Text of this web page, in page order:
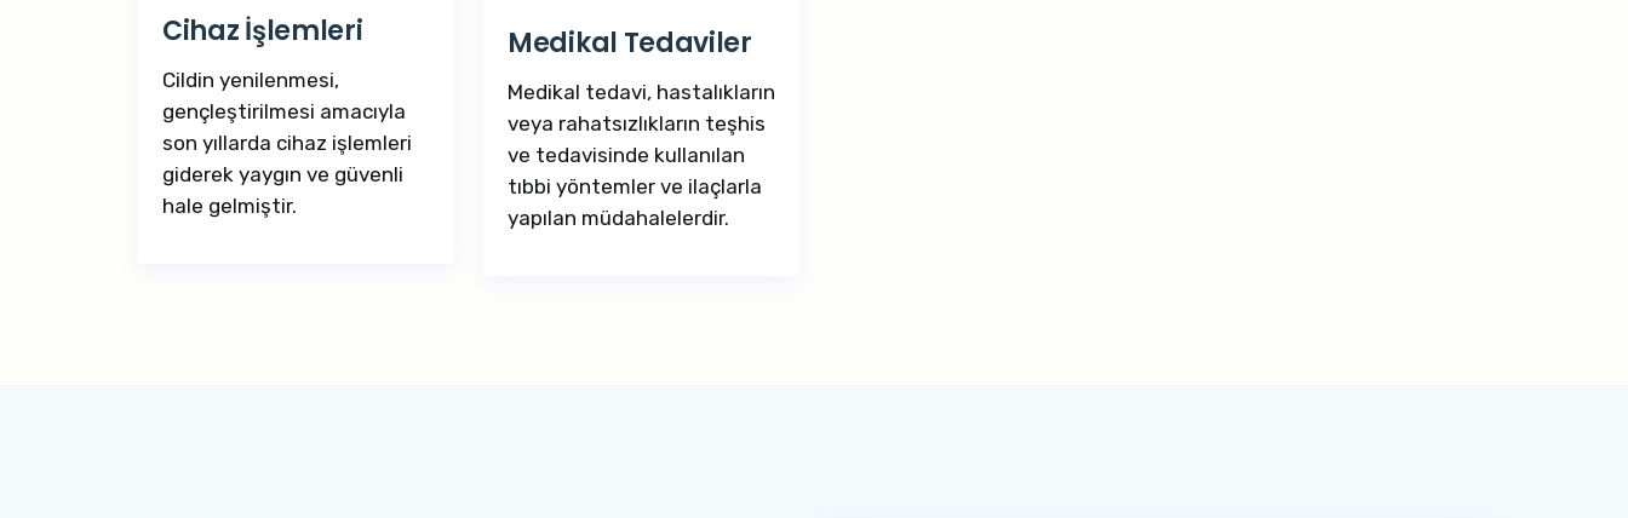
Cihaz İşlemleri
Cildin yenilenmesi,
gençleştirilmesi amacıyla
son yıllarda cihaz işlemleri
giderek yaygın ve güvenli
hale gelmiştir.
Medikal Tedaviler
Medikal tedavi, hastalıkların
veya rahatsızlıkların teşhis
ve tedavisinde kullanılan
tıbbi yöntemler ve ilaçlarla
yapılan müdahalelerdir.